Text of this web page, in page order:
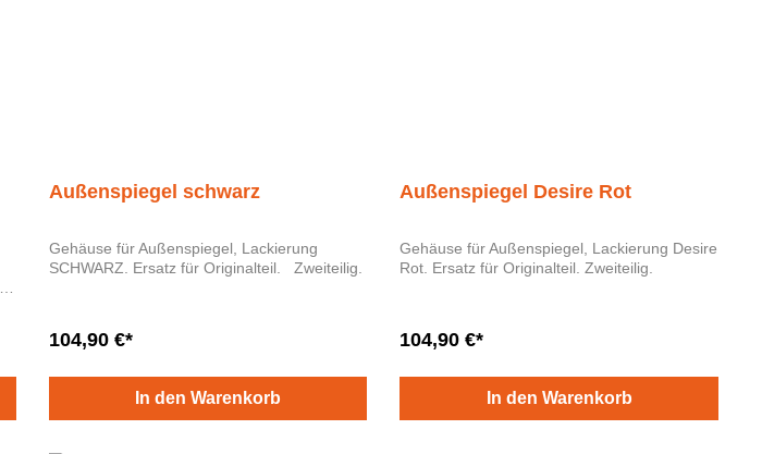
Außenspiegel schwarz
Gehäuse für Außenspiegel, Lackierung
SCHWARZ. Ersatz für Originalteil. Zweiteilig.
104,90 €*
In den Warenkorb
Außenspiegel Desire Rot
Gehäuse für Außenspiegel, Lackierung Desire
Rot. Ersatz für Originalteil. Zweiteilig.
104,90 €*
In den Warenkorb